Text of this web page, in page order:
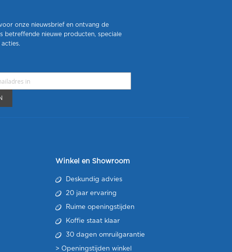
onze nieuwsbrief en ontvang de
betreffende nieuwe producten, speciale
Winkel en Showroom
Deskundig advies
20 jaar ervaring
Ruime openingstijden
Koffie staat klaar
30 dagen omruilgarantie
> Openingstijden winkel